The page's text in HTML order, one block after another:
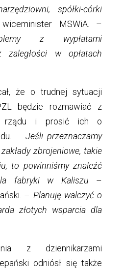
spółki-córki
MSWiA. –
z wypłatami
zaległości w opłatach
że o trudnej sytuacji
będzie rozmawiać z
rządu i prosić ich o
– Jeśli przeznaczamy
zbrojeniowe, takie
to powinniśmy znaleźć
fabryki w Kaliszu –
– Planuję walczyć o
złotych wsparcia dla
z dziennikarzami
odniósł się także